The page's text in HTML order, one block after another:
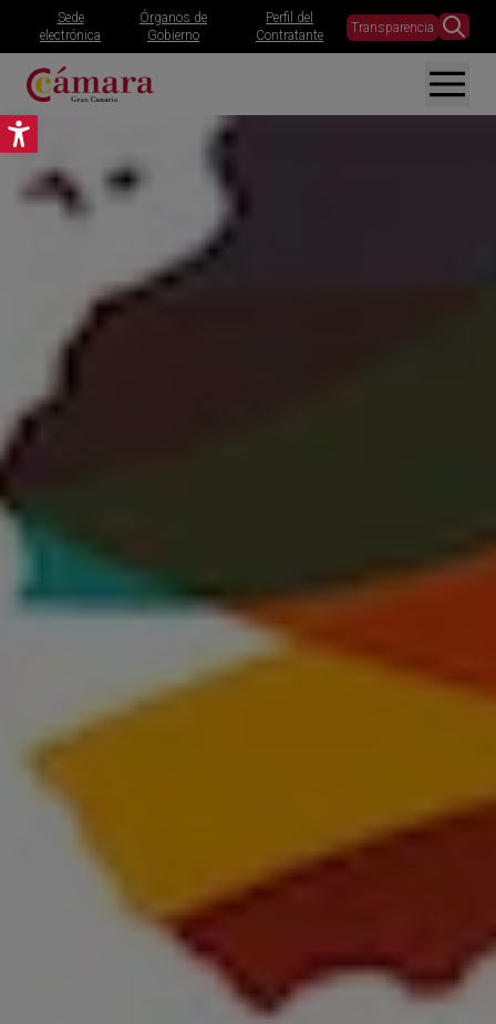
Abrir barra de herramientas
Sede
electrónica
Órganos de
Gobierno
Perfil del
Contratante
Transparencia